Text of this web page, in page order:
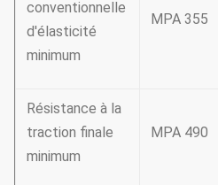
conventionnelle
d'élasticité
minimum
MPA 355
Résistance à la
traction finale
minimum
MPA 490